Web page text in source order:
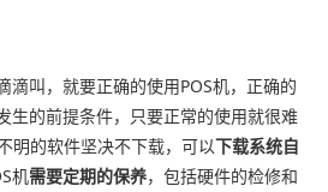
叫，就要正确的使用POS机，正确的
生的前提条件，只要正常的使用就很难
明的软件坚决不下载，可以下载系统自
机需要定期的保养，包括硬件的检修和